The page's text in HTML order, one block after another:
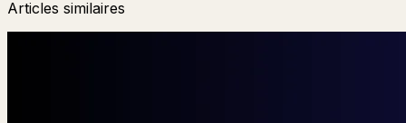
Articles similaires